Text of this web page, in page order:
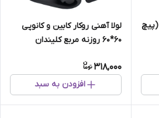
لولا ۳*۵ مشکی تخت سربی (پیچ
لولا آهنی روکار کابین و کانوپی
۶۰*۶۰ روزنه مربع کلیندان
318,000
افزودن به سبد